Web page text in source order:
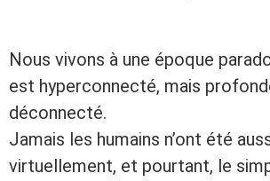
Nous vivons à une époque
est hyperconnecté, mais
déconnecté.
Jamais les humains n’ont été
virtuellement, et pourtant, le